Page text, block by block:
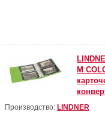
M
Производство: LINDNER